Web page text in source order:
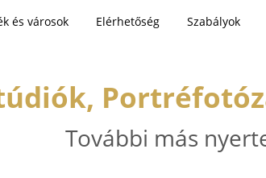
és városok Elérhetőség Szabályok
További más